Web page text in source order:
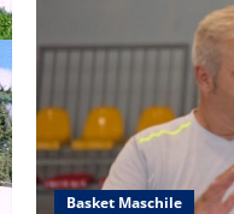
Basket Maschile